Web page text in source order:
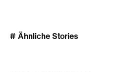
# Ähnliche Stories